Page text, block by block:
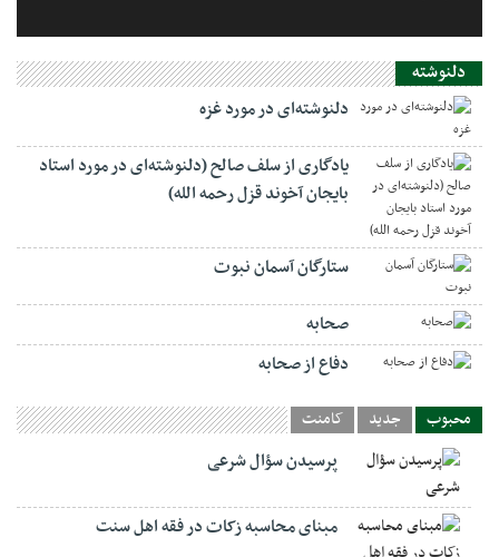
دلنوشته
دلنوشته‌ای در مورد غزه
یادگاری از سلف صالح (دلنوشته‌ای در مورد استاد
بایجان آخوند قزل رحمه الله)
ستارگان آسمان نبوت
صحابه
دفاع از صحابه
محبوب جدید کامنت
پرسیدن سؤال شرعی
مبنای محاسبه زکات در فقه اهل سنت